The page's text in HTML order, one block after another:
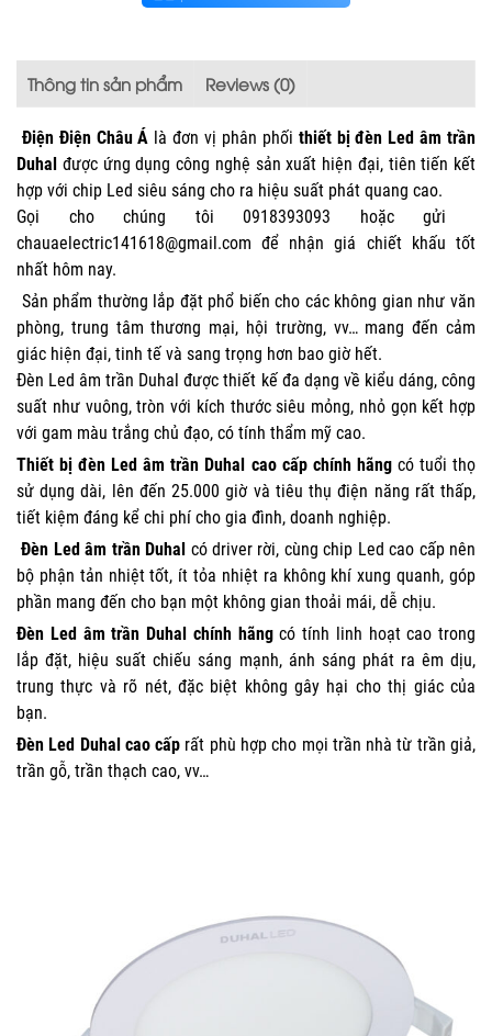
Thông tin sản phẩm Reviews (0)
Điện Điện Châu Á là đơn vị phân phối thiết bị đèn Led âm trần
Duhal được ứng dụng công nghệ sản xuất hiện đại, tiên tiến kết
hợp với chip Led siêu sáng cho ra hiệu suất phát quang cao.
Gọi cho chúng tôi 0918393093 hoặc gửi
chauaelectric141618@gmail.com để nhận giá chiết khấu tốt
nhất hôm nay.
Sản phẩm thường lắp đặt phổ biến cho các không gian như văn
phòng, trung tâm thương mại, hội trường, vv… mang đến cảm
giác hiện đại, tinh tế và sang trọng hơn bao giờ hết.
Đèn Led âm trần Duhal được thiết kế đa dạng về kiểu dáng, công
suất như vuông, tròn với kích thước siêu mỏng, nhỏ gọn kết hợp
với gam màu trắng chủ đạo, có tính thẩm mỹ cao.
Thiết bị đèn Led âm trần Duhal cao cấp chính hãng có tuổi thọ
sử dụng dài, lên đến 25.000 giờ và tiêu thụ điện năng rất thấp,
tiết kiệm đáng kể chi phí cho gia đình, doanh nghiệp.
Đèn Led âm trần Duhal có driver rời, cùng chip Led cao cấp nên
bộ phận tản nhiệt tốt, ít tỏa nhiệt ra không khí xung quanh, góp
phần mang đến cho bạn một không gian thoải mái, dễ chịu.
Đèn Led âm trần Duhal chính hãngcó tính linh hoạt cao trong
lắp đặt, hiệu suất chiếu sáng mạnh, ánh sáng phát ra êm dịu,
trung thực và rõ nét, đặc biệt không gây hại cho thị giác của
bạn.
Đèn Led Duhal cao cấp rất phù hợp cho mọi trần nhà từ trần giả,
trần gỗ, trần thạch cao, vv…